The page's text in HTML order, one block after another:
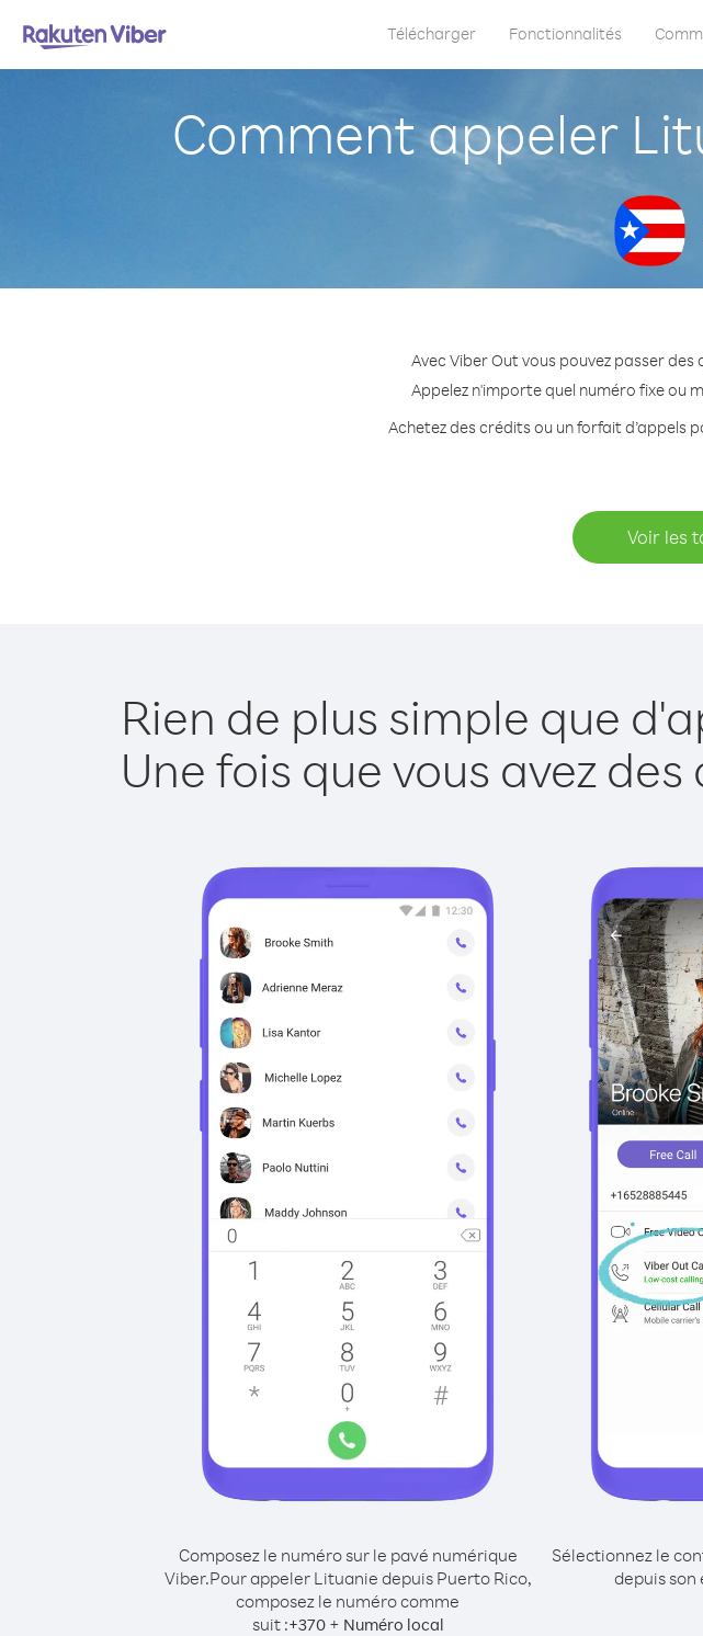
Télécharger Fonctionnalités
Comment appeler
Avec Viber Out vous pouvez passer
Appelez n'importe quel numéro fixe ou
Achetez des crédits ou un forfait d’appels
Voir les
Rien de plus simple que
Une fois que vous avez
Composez le numéro sur le pavé numérique
Viber.Pour appeler Lituanie depuis Puerto Rico,
composez le numéro comme
suit :+370+ Numéro local
Sélectionnez le
depuis